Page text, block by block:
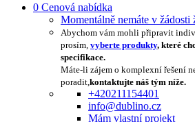
0 Cenová nabídka
Momentálně nemáte v žádosti
Abychom vám mohli připravit
prosím, vyberte produkty, které
specifikace.
Máte-li zájem o komplexní řešení
poradit,kontaktujte náš tým níže.
+420211154401
info@dublino.cz
Mám vlastní projekt